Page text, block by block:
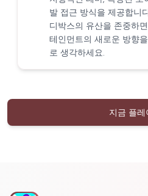
발 접근 방식을 제공합니
디박스의 유산을 존중하
테인먼트의 새로운 방향
로 생각하세요.
지금 플레